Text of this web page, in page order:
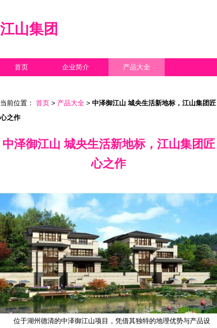
江山集团
首页 企业简介 产品大全
当前位置： 首页 > 产品大全 > 中泽御江山 城央生活新地标，江山集团匠
心之作
中泽御江山 城央生活新地标，江山集团匠
心之作
位于湖州德清的中泽御江山项目，凭借其独特的地理优势与产品设